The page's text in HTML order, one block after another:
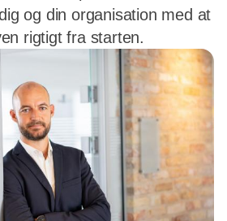
og din organisation med at
rigtigt fra starten.